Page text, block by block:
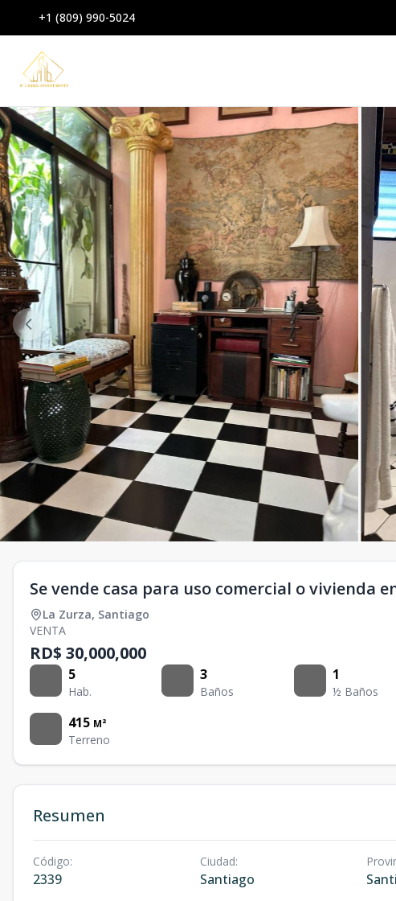
+1 (809) 990-5024
Se vende casa para uso comercial o vivienda
La Zurza, Santiago
VENTA
RD$ 30,000,000
5
Hab.
3
Baños
1
½ Baños
415 M²
Terreno
Resumen
Código:
2339
Ciudad:
Santiago